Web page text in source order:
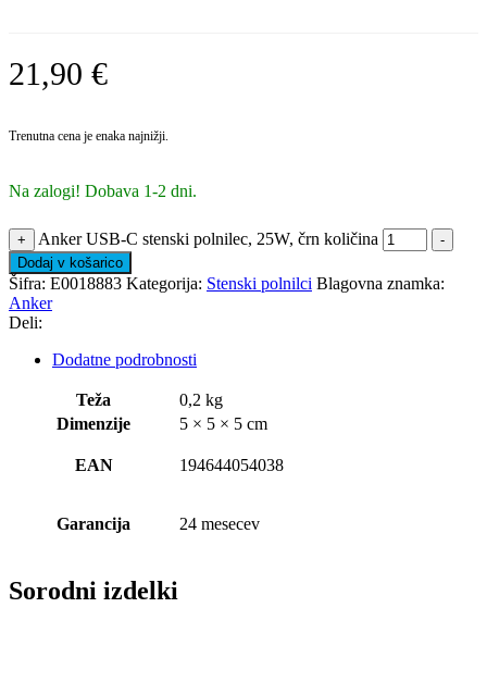
21,90 €
Trenutna cena je enaka najnižji.
Na zalogi! Dobava 1-2 dni.
+ Anker USB-C stenski polnilec, 25W, črn količina
-
Dodaj v košarico
Šifra: E0018883 Kategorija: Stenski polnilci Blagovna znamka:
Anker
Deli:
Dodatne podrobnosti
Teža
0,2 kg
Dimenzije
5 × 5 × 5 cm
EAN 194644054038
Garancija 24 mesecev
Sorodni izdelki